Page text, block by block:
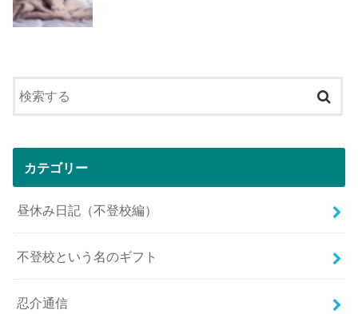
カテゴリー
昼休み日記（不登校編）
不登校という名のギフト
忍介通信